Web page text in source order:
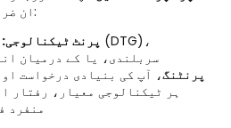
ان ضروری خصوصیات پر غور کریں:
پرنٹ ٹیکنالوجی:
سربلندی، یا کے درمیان
پرنٹنگ، آپ کی بنیادی درخواست
ہر ٹیکنالوجی معیار، رفتار
منفرد